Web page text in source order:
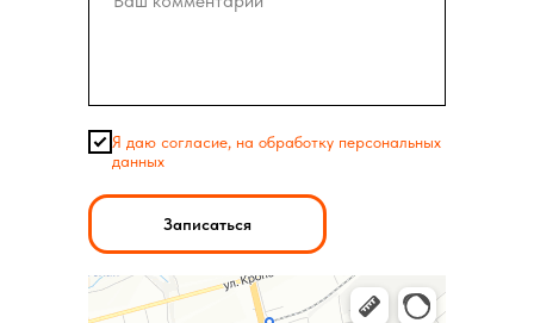
Я даю согласие, на обработку персональных
данных
Записаться